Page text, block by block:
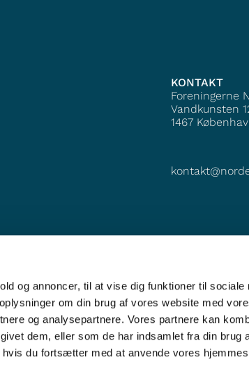
og annoncer, til at vise dig funktioner til sociale
om din brug af vores website med
og analysepartnere. Vores partnere kan
dem, eller som de har indsamlet fra din brug
du fortsætter med at anvende vores
KONTAKT
Foreningerne
Vandkunsten
1467